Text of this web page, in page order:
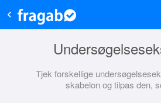
Tjek forskellige
skabelon og tilpas den,